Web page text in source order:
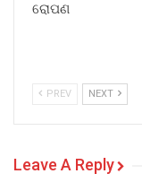
ରୋପଣ
PREV NEXT
Leave A Reply